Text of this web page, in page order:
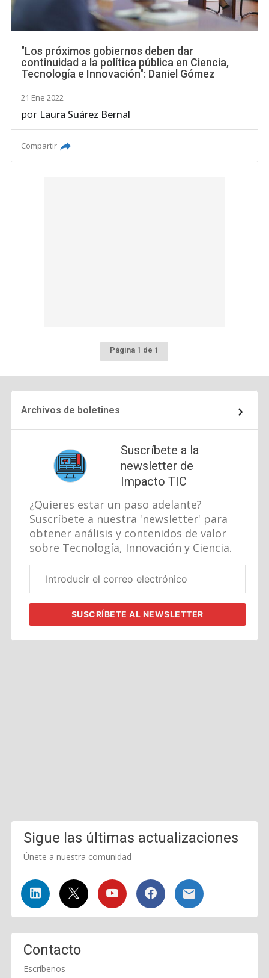
"Los próximos gobiernos deben dar
continuidad a la política pública en Ciencia,
Tecnología e Innovación": Daniel Gómez
21 Ene 2022
por Laura Suárez Bernal
Compartir
Página 1 de 1
Archivos de boletines
Suscríbete a la
newsletter de
Impacto TIC
¿Quieres estar un paso adelante?
Suscríbete a nuestra 'newsletter' para
obtener análisis y contenidos de valor
sobre Tecnología, Innovación y Ciencia.
electrónico
SUSCRÍBETEAL NEWSLETTER
Sigue las últimas actualizaciones
Únete a nuestra comunidad
Contacto
Escríbenos